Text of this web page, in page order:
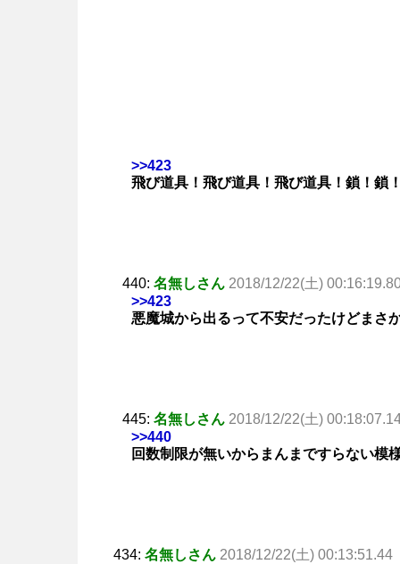
>>423
飛び道具！飛び道具！飛び道具！鎖！鎖
440: 名無しさん 2018/12/22(土)
>>423
悪魔城から出るって不安だったけどまさ
445: 名無しさん 2018/12/22(土)
>>440
回数制限が無いからまんまですらない模
434: 名無しさん 2018/12/22(土) 00:13:51.44